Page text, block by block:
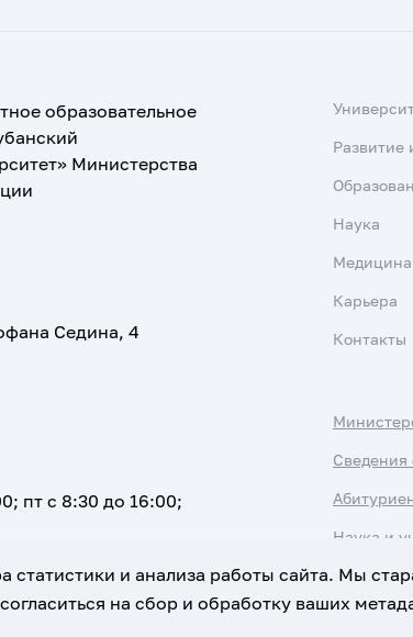
образовательное
Министерства
Седина, 4
пт с 8:30 до 16:00;
Развитие
Наука
Медицина
Карьера
Контакты
Сведения
Наука и
статистики и анализа работы сайта. Мы
на сбор и обработку ваших